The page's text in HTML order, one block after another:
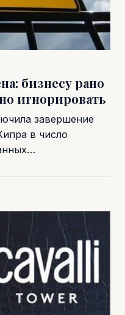
бизнесу рано
игнорировать
завершение
в число